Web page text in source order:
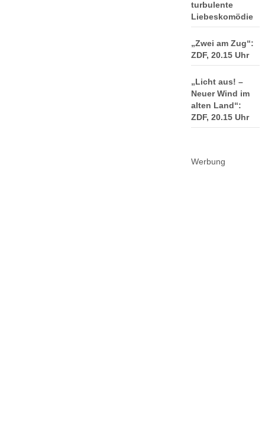
turbulente
Liebeskomödie
„Zwei am Zug“:
ZDF, 20.15 Uhr
„Licht aus! –
Neuer Wind im
alten Land“:
ZDF, 20.15 Uhr
Werbung